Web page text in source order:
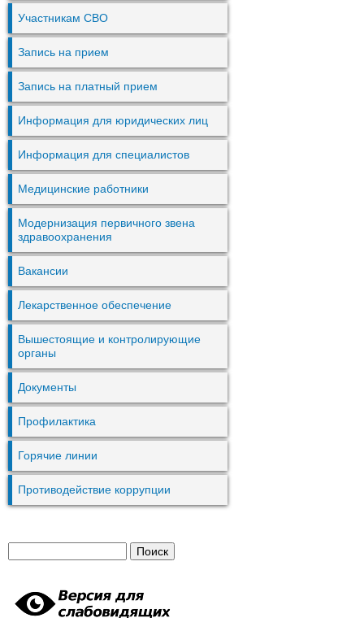
Участникам СВО
Запись на прием
Запись на платный прием
Информация для юридических лиц
Информация для специалистов
Медицинские работники
Модернизация первичного звена
здравоохранения
Вакансии
Лекарственное обеспечение
Вышестоящие и контролирующие
органы
Документы
Профилактика
Горячие линии
Противодействие коррупции
Ф
о